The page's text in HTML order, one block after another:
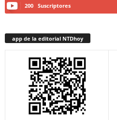
200 Suscriptores
app de la editorial NTDhoy